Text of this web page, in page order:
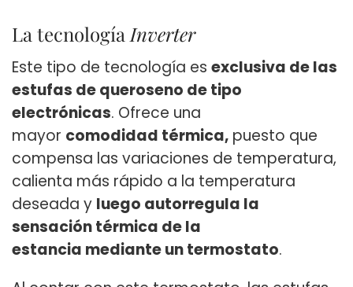
La tecnología Inverter
Este tipo de tecnología es exclusiva de las
estufas de queroseno de tipo
electrónicas. Ofrece una
mayor comodidad térmica, puesto que
compensa las variaciones de temperatura,
calienta más rápido a la temperatura
deseada y luego autorregula la
sensación térmica de la
estancia mediante un termostato.